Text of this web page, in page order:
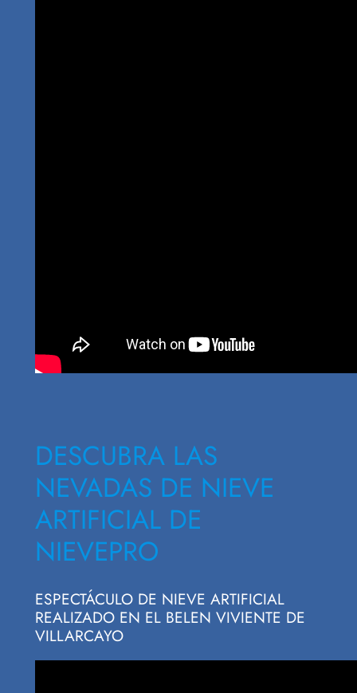
DESCUBRA LAS
NEVADAS DE NIEVE
ARTIFICIAL DE
NIEVEPRO
ESPECTÁCULO DE NIEVE ARTIFICIAL
REALIZADO EN EL BELEN VIVIENTE DE
VILLARCAYO